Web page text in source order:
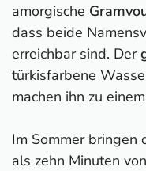
amorgische
dass beide
erreichbar sind. Der
türkisfarbene
machen ihn zu
Im Sommer bringen
als zehn Minuten